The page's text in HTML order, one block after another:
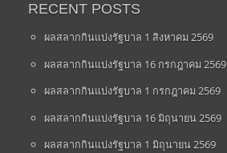
RECENT POSTS
ผลสลากกินแบ่งรัฐบาล 1 สิงหาคม 2569
ผลสลากกินแบ่งรัฐบาล 16 กรกฎาคม 2569
ผลสลากกินแบ่งรัฐบาล 1 กรกฎาคม 2569
ผลสลากกินแบ่งรัฐบาล 16 มิถุนายน 2569
ผลสลากกินแบ่งรัฐบาล 1 มิถุนายน 2569